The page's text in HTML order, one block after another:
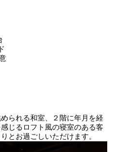
られる和室、２階に年月を経
じるロフト風の寝室のある客
とお過ごしいただけます。